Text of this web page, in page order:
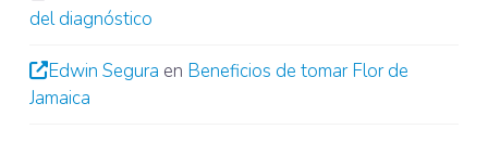
del diagnóstico
Edwin Segura en Beneficios de tomar Flor de
Jamaica